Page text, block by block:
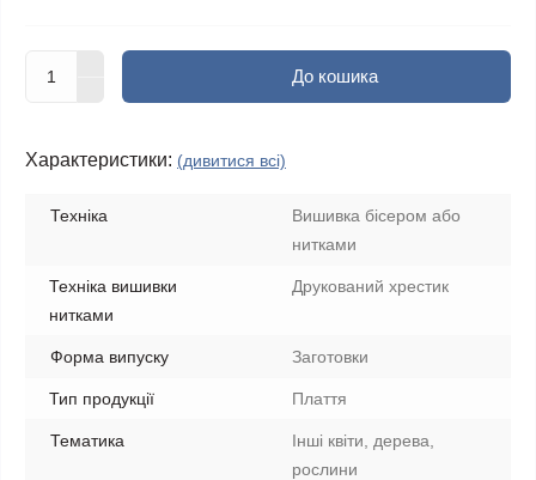
До кошика
Характеристики: (дивитися всі)
Техніка
Вишивка бісером або
нитками
Техніка вишивки
нитками
Друкований хрестик
Форма випуску Заготовки
Тип продукції Плаття
Тематика
Інші квіти, дерева,
рослини